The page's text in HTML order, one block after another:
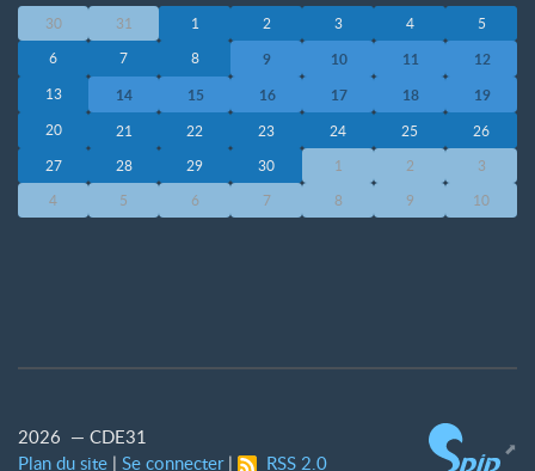
30 31 1 2 3 4
5
6
7 8 9 10 11 12
13 14 15 16 17 18 19
20 21 22 23 24 25
26
27
28 29 30 1 2
3
4
5 6 7 8 9 10
2026 — CDE31
Plan du site | Se connecter| RSS 2.0